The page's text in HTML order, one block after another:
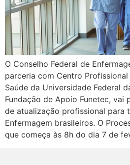
O Conselho Federal de
parceria com Centro
Saúde da Universidade Federal
Fundação de Apoio Funetec, vai
de atualização profissional para
Enfermagem brasileiros. O
que começa às 8h do dia 7 de